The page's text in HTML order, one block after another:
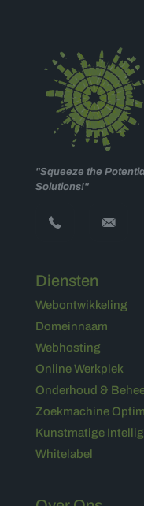
"Squeeze the
Solutions!"
Diensten
Webontwikkeling
Domeinnaam
Webhosting
Online Werkplek
Onderhoud &
Zoekmachine
Kunstmatige
Whitelabel